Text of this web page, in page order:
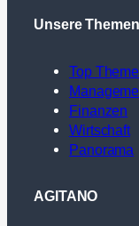
Unsere Themen
Top
Finanzen
Wirtschaft
Panorama
AGITANO